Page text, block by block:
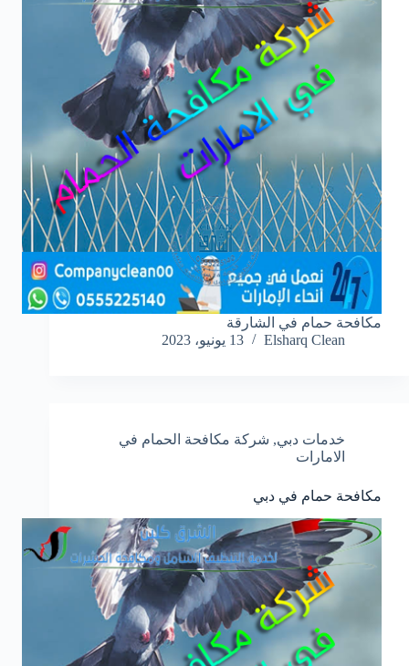
مكافحة حمام في الشارقة
Elsharq Clean
13 يونيو، 2023
خدمات دبي, شركة مكافحة الحمام في
الامارات
مكافحة حمام في دبي